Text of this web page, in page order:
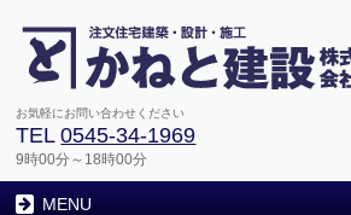
お気軽にお問い合わせください
TEL0545-34-1969
9時00分～18時00分
MENU